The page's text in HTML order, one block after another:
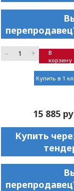
– +
В
корзину
Купить в 1
15 885
Купить